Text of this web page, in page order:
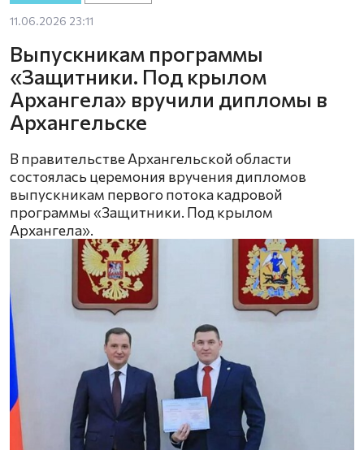
11.06.2026 23:11
Выпускникам программы
«Защитники. Под крылом
Архангела» вручили дипломы в
Архангельске
В правительстве Архангельской области
состоялась церемония вручения дипломов
выпускникам первого потока кадровой
программы «Защитники. Под крылом
Архангела».